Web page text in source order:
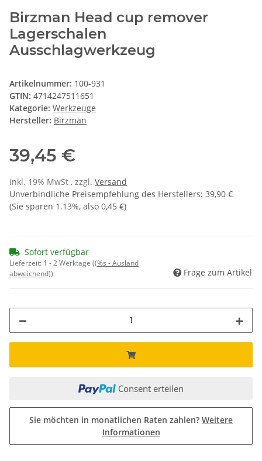
Birzman Head cup remover
Lagerschalen
Ausschlagwerkzeug
Artikelnummer: 100-931
GTIN: 4714247511651
Kategorie: Werkzeuge
Hersteller: Birzman
39,45 €
inkl. 19% MwSt , zzgl. Versand
Unverbindliche Preisempfehlung des Herstellers: 39,90 €
(Sie sparen 1.13%, also 0,45 €)
Sofort verfügbar
Lieferzeit: 1 - 2 Werktage ((%s - Ausland
abweichend))
Frage zum Artikel
Consent erteilen
Sie möchten in monatlichen Raten zahlen? Weitere
Informationen